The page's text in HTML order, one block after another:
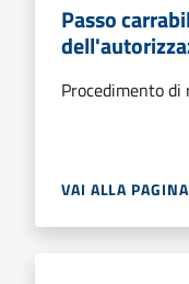
Passo
Procedimento
VAI ALLA PAGINA